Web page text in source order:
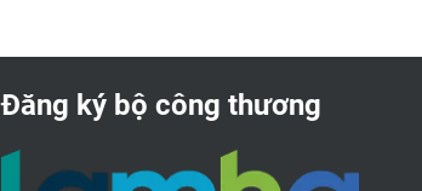
Đăng ký bộ công thương